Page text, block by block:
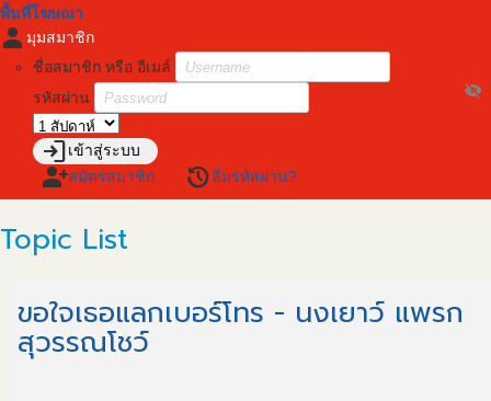
พื้นที่โฆษณา
person มุมสมาชิก
ชื่อสมาชิก หรือ อีเมล์
รหัสผ่าน
visibility_off
loginเข้าสู่ระบบ
person_addสมัครสมาชิก restoreลืมรหัสผ่าน?
Topic List
ขอใจเธอแลกเบอร์โทร - นงเยาว์ แพรก
สุวรรณโชว์